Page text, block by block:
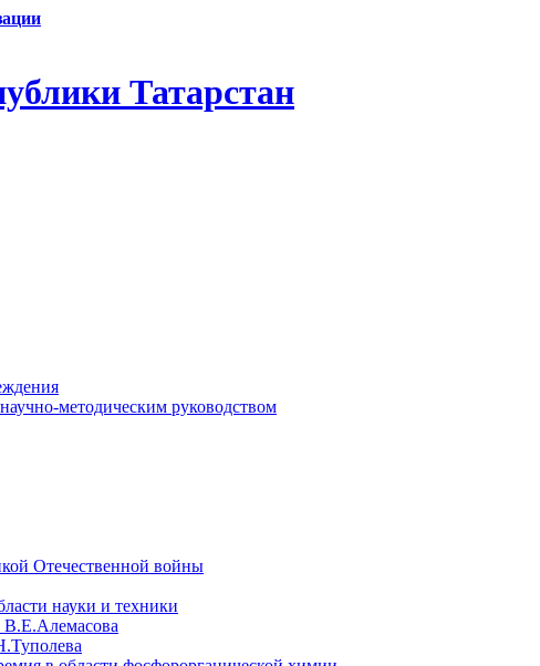
Татарстан
методическим руководством
Отечественной войны
науки и техники
В.Е.Алемасова